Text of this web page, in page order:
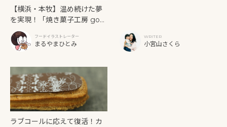
【横浜・本牧】温め続けた夢
を実現！「焼き菓子工房 gour
met et gourmand」
フードイラストレーター
まるやまひとみ
WRITER
小宮山さくら
ラブコールに応えて復活！カ